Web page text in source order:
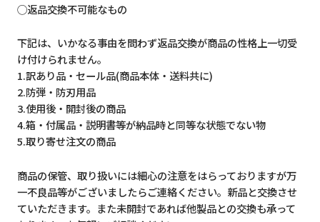
◯返品交換不可能なもの
下記は、いかなる事由を問わず返品交換が商品の性格上一切受
け付けられません。
1.訳あり品・セール品(商品本体・送料共に)
2.防弾・防刃用品
3.使用後・開封後の商品
4.箱・付属品・説明書等が納品時と同等な状態でない物
5.取り寄せ注文の商品
商品の保管、取り扱いには細心の注意をはらっておりますが万
一不良品等がございましたらご連絡ください。新品と交換させ
ていただきます。また未開封であれば他製品との交換も承って